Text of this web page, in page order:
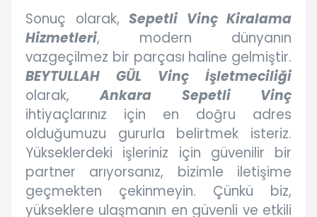
Sonuç olarak, Sepetli Vinç Kiralama
Hizmetleri, modern dünyanın
vazgeçilmez bir parçası haline gelmiştir.
BEYTULLAH GÜL Vinç İşletmeciliği
olarak,Ankara Sepetli Vinç
ihtiyaçlarınız için en doğru adres
olduğumuzu gururla belirtmek isteriz.
Yükseklerdeki işleriniz için güvenilir bir
partner arıyorsanız, bizimle iletişime
geçmekten çekinmeyin. Çünkü biz,
yükseklere ulaşmanın en güvenli ve etkili